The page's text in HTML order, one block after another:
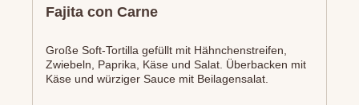
Fajita con Carne
Große Soft-Tortilla gefüllt mit Hähnchenstreifen,
Zwiebeln, Paprika, Käse und Salat. Überbacken mit
Käse und würziger Sauce mit Beilagensalat.